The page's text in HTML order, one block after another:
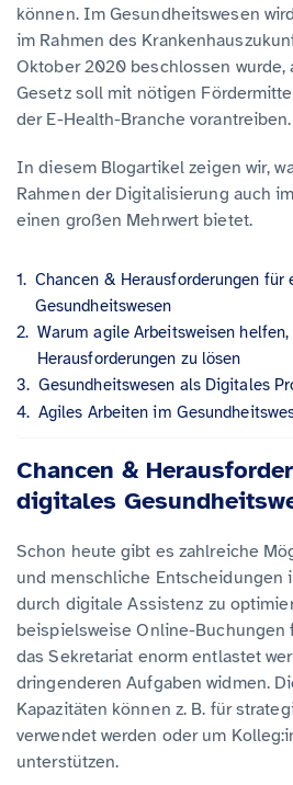
können. Im Gesundheitswesen
im Rahmen des
Oktober 2020 beschlossen wurde,
Gesetz soll mit nötigen
der E-Health-Branche vorantreiben.
In diesem Blogartikel zeigen wir,
Rahmen der Digitalisierung auch
einen großen Mehrwert bietet.
Chancen & Herausforderungen für
Gesundheitswesen
Warum agile Arbeitsweisen helfen,
Herausforderungen zu lösen
Gesundheitswesen als Digitales
Agiles Arbeiten im
Chancen &
digitales
Schon heute gibt es zahlreiche
und menschliche Entscheidungen
durch digitale Assistenz zu
beispielsweise Online-Buchungen
das Sekretariat enorm entlastet
dringenderen Aufgaben widmen.
Kapazitäten können z. B. für
verwendet werden oder um
unterstützen.